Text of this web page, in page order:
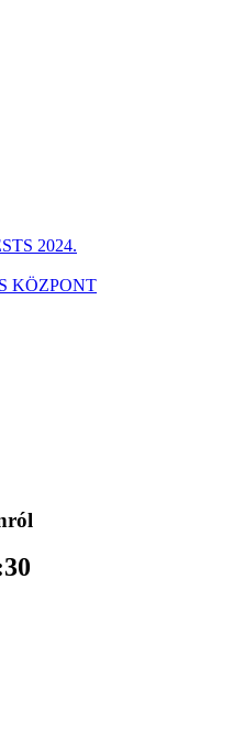
2024.
KÖZPONT